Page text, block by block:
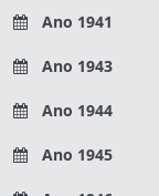
Ano 1941
Ano 1943
Ano 1944
Ano 1945